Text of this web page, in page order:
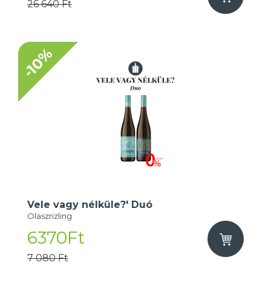
26 640 Ft
-10%
Vele vagy nélküle?' Duó
Olaszrizling
6370Ft
7 080 Ft